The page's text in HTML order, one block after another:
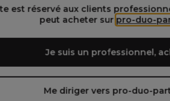
est réservé aux clients
peut acheter sur pro-duo-
Je suis un professionnel,
Me diriger vers pro-duo-